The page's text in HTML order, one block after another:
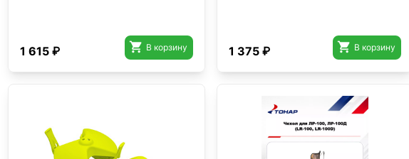
1 615 ₽  В корзину 1 375 ₽  В корзину